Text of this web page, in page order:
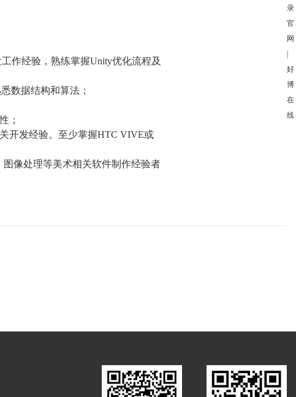
作经验，熟练掌握Unity优化流程及
数据结构和算法；
；
开发经验。至少掌握HTC VIVE或
像处理等美术相关软件制作经验者
录
官
网
好
博
在
线